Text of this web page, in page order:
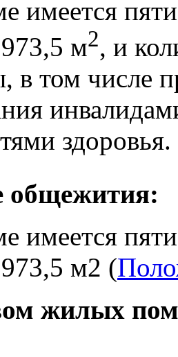
имеется
м2, и
, в том числе
здоровья.
общежития:
имеется
м2 (
жилых